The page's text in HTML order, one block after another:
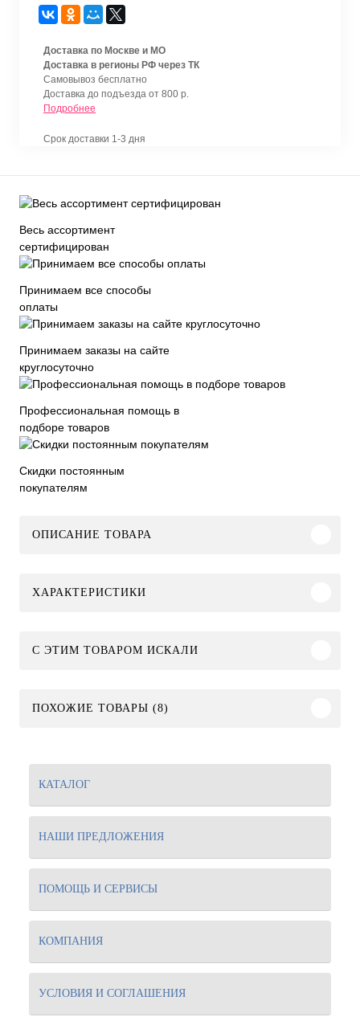
Доставка по Москве и МО
Доставка в регионы РФ через ТК
Самовывоз бесплатно
Доставка до подъезда от 800 р.
Подробнее
Срок доставки 1-3 дня
Весь ассортимент
сертифицирован
Принимаем все способы
оплаты
Принимаем заказы на сайте
круглосуточно
Профессиональная помощь в
подборе товаров
Скидки постоянным
покупателям
ОПИСАНИЕ ТОВАРА
ХАРАКТЕРИСТИКИ
C ЭТИМ ТОВАРОМ ИСКАЛИ
ПОХОЖИЕ ТОВАРЫ (8)
КАТАЛОГ
НАШИ ПРЕДЛОЖЕНИЯ
ПОМОЩЬ И СЕРВИСЫ
КОМПАНИЯ
УСЛОВИЯ И СОГЛАШЕНИЯ